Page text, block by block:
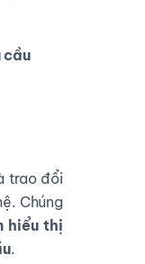
cầu
trao đổi
Chúng
hiểu thị
.